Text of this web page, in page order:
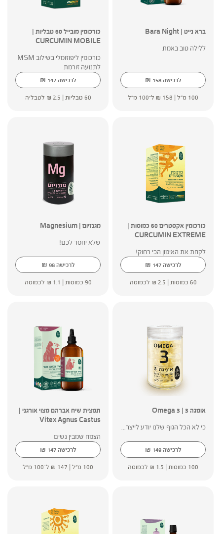
ברא נייט | Bara Night
ללילה טוב באמת
לרכישה ₪ 158
100 מ"ל | ₪ 158 ל־100 מ"ל
כורכומין מובייל 60 טבליות |
CURCUMIN MOBILE
כורכומין ליפוזומלי בשילוב MSM
לתנועה זורמת
לרכישה ₪ 147
60 טבליות | ₪ 2.5 לטבליה
כורכומין אקסטרים 60 כמוסות |
CURCUMIN EXTREME
לקחת את האימון הכי רחוק!
לרכישה ₪ 147
60 כמוסות | ₪ 2.5 לכמוסה
מגנזיום | Magnesium
שלא יחסר לכם!
לרכישה ₪ 98
90 כמוסות | ₪ 1.1 לכמוסה
אומגה 3 | Omega 3
כי לא הכל הגוף שלנו יודע לייצר...
לרכישה ₪ 149
100 כמוסות | ₪ 1.5 לכמוסה
תמצית שיח אברהם מצוי אורגני |
Vitex Agnus Castus
הצמח שמבין נשים
לרכישה ₪ 147
100 מ"ל | ₪ 147 ל־100 מ"ל